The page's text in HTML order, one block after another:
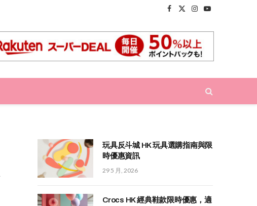
Facebook
X
Instagram
YouTube
玩具反斗城 HK 玩具選購指南與限
時優惠資訊
29 5 月, 2026
Crocs HK 經典鞋款限時優惠，適